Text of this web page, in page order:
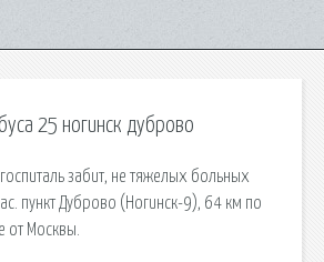
25 ногинск дуброво
забит, не тяжелых больных
пункт Дуброво (Ногинск-9), 64 км по
от Москвы.